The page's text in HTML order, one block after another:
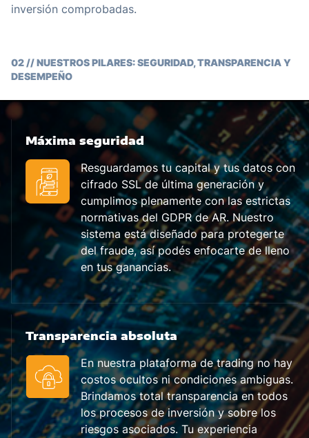
inversión comprobadas.
02 // NUESTROS PILARES: SEGURIDAD, TRANSPARENCIA Y
DESEMPEÑO
Máxima seguridad
Resguardamos tu capital y tus datos con
cifrado SSL de última generación y
cumplimos plenamente con las estrictas
normativas del GDPR de AR. Nuestro
sistema está diseñado para protegerte
del fraude, así podés enfocarte de lleno
en tus ganancias.
Transparencia absoluta
En nuestra plataforma de trading no hay
costos ocultos ni condiciones ambiguas.
Brindamos total transparencia en todos
los procesos de inversión y sobre los
riesgos asociados. Tu experiencia